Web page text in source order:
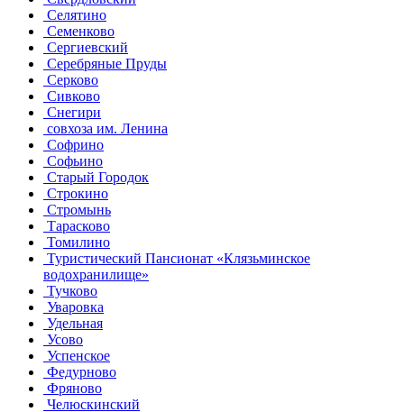
Селятино
Семенково
Сергиевский
Серебряные Пруды
Серково
Сивково
Снегири
совхоза им. Ленина
Софрино
Софьино
Старый Городок
Строкино
Стромынь
Тарасково
Томилино
Туристический Пансионат «Клязьминское
водохранилище»
Тучково
Уваровка
Удельная
Усово
Успенское
Федурново
Фряново
Челюскинский